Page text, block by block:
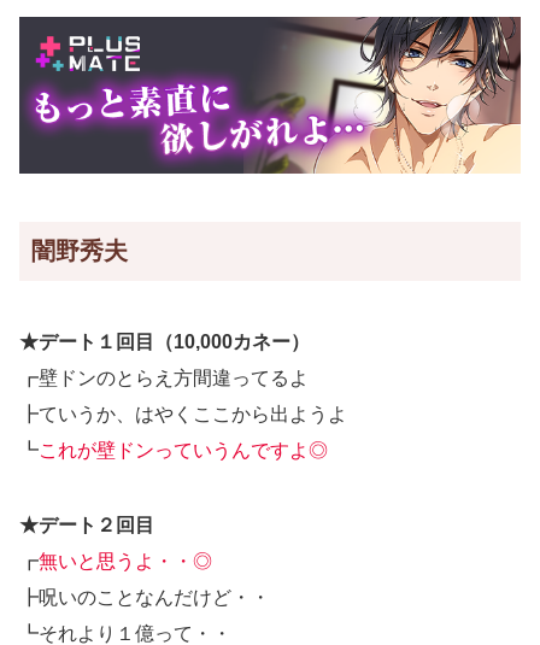
闇野秀夫
★デート１回目（10,000カネー）
┏壁ドンのとらえ方間違ってるよ
┣ていうか、はやくここから出ようよ
┗これが壁ドンっていうんですよ◎
★デート２回目
┏無いと思うよ・・◎
┣呪いのことなんだけど・・
┗それより１億って・・